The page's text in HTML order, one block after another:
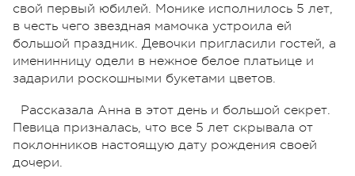
свой первый юбилей. Монике исполнилось 5 лет,
в честь чего звездная мамочка устроила ей
большой праздник. Девочки пригласили гостей, а
именинницу одели в нежное белое платьице и
задарили роскошными букетами цветов.
Рассказала Анна в этот день и большой секрет.
Певица призналась, что все 5 лет скрывала от
поклонников настоящую дату рождения своей
дочери.